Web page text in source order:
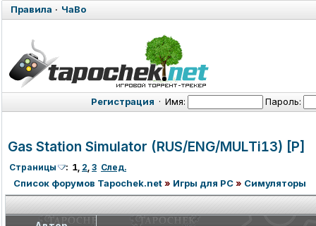
Правила · ЧаВо
Регистрация · Имя: Пароль:
Gas Station Simulator (RUS/ENG/MULTi13) [P]
Страницы : 1, 2, 3 След.
Список форумов Tapochek.net» Игры для PC» Симуляторы